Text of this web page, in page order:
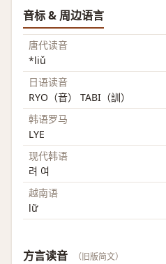
音标 & 周边语言
唐代读音
*liǔ
日语读音
RYO（音） TABI（訓）
韩语罗马
LYE
现代韩语
려 여
越南语
lữ
方言读音 （旧版简文）